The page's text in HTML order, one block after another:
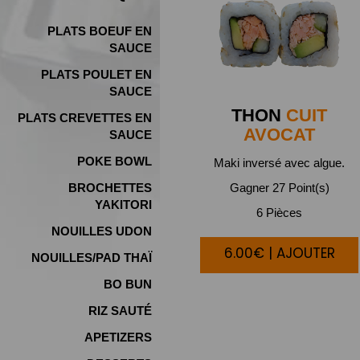
PLATS BOEUF EN
SAUCE
PLATS POULET EN
SAUCE
PLATS CREVETTES EN
SAUCE
POKE BOWL
BROCHETTES
YAKITORI
NOUILLES UDON
NOUILLES/PAD THAÏ
BO BUN
RIZ SAUTÉ
APETIZERS
THON CUIT
AVOCAT
Maki inversé avec algue.
Gagner 27 Point(s)
6 Pièces
6.00€ | AJOUTER